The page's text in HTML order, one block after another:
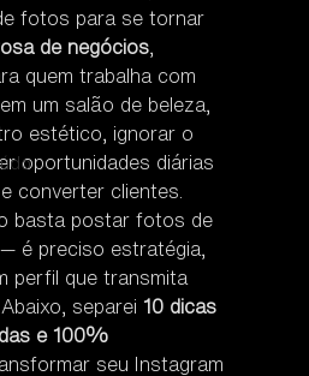
fotos para se tornar
de negócios,
quem trabalha com
um salão de beleza,
estético, ignorar o
oportunidades diárias
converter clientes.
basta postar fotos de
é preciso estratégia,
perfil que transmita
separei 10 dicas
e 100%
seu Instagram